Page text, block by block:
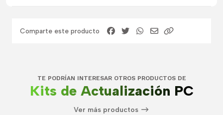
Comparte este producto
TE PODRÍAN INTERESAR OTROS PRODUCTOS DE
Kits de Actualización PC
Ver más productos